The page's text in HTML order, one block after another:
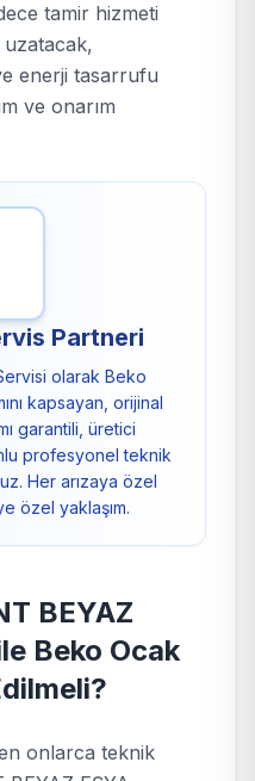
tamir hizmeti
uzatacak,
enerji tasarrufu
ve onarım
Partneri
olarak Beko
kapsayan, orijinal
garantili, üretici
profesyonel teknik
Her arızaya özel
özel yaklaşım.
BEYAZ
Beko Ocak
onlarca teknik